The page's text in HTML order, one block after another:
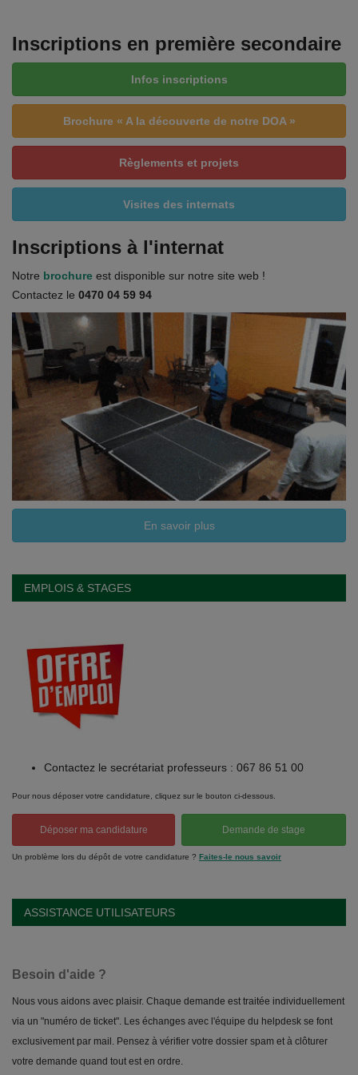
Inscriptions en première secondaire
Infos inscriptions
Brochure « A la découverte de notre DOA »
Règlements et projets
Visites des internats
Inscriptions à l'internat
Notre brochure est disponible sur notre site web !
Contactez le 0470 04 59 94
En savoir plus
EMPLOIS & STAGES
Contactez le secrétariat professeurs : 067 86 51 00
Pour nous déposer votre candidature, cliquez sur le bouton ci-dessous.
Déposer ma candidature Demande de stage
Un problème lors du dépôt de votre candidature ? Faites-le nous savoir
ASSISTANCE UTILISATEURS
Besoin d'aide ?
Nous vous aidons avec plaisir. Chaque demande est traitée individuellement
via un "numéro de ticket". Les échanges avec l'équipe du helpdesk se font
exclusivement par mail. Pensez à vérifier votre dossier spam et à clôturer
votre demande quand tout est en ordre.